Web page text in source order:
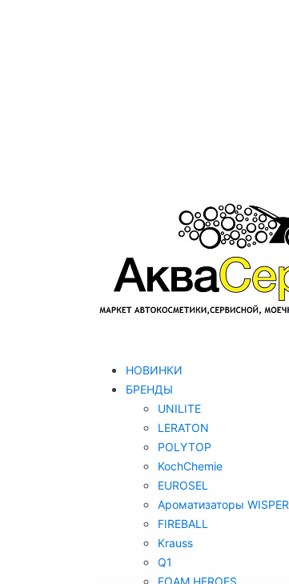
НОВИНКИ
БРЕНДЫ
UNILITE
LERATON
POLYTOP
KochChemie
EUROSEL
Ароматизаторы WISPER
FIREBALL
Krauss
Q1
FOAM HEROES